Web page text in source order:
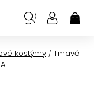
kostýmy / Tmavě